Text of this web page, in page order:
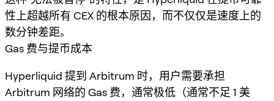
性上超越所有 CEX 的根本原因，而不仅仅是速度上的
数分钟差距。
Gas 费与提币成本
Hyperliquid 提到 Arbitrum 时，用户需要承担
Arbitrum 网络的 Gas 费，通常极低（通常不足 1 美